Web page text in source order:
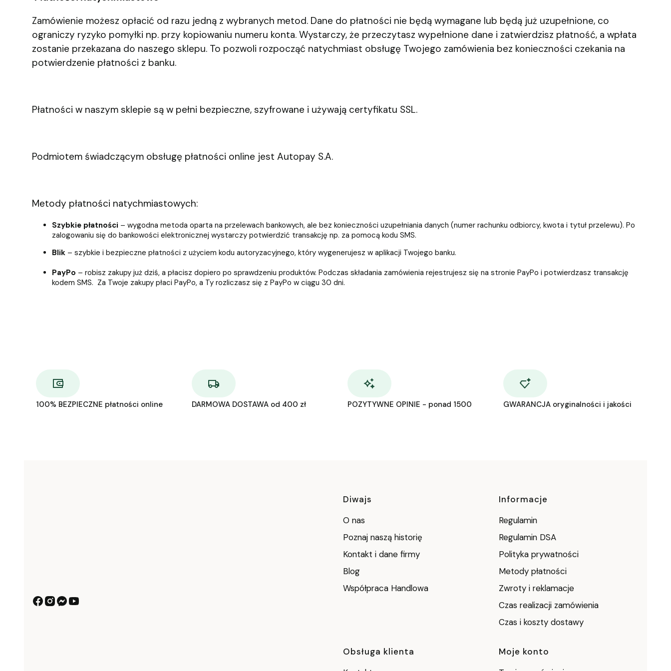
Zamówienie możesz opłacić od razu jedną z wybranych metod. Dane do płatności nie będą wymagane lub będą już uzupełnione, co
ograniczy ryzyko pomyłki np. przy kopiowaniu numeru konta. Wystarczy, że przeczytasz wypełnione dane i zatwierdzisz płatność, a wpłata
zostanie przekazana do naszego sklepu. To pozwoli rozpocząć natychmiast obsługę Twojego zamówienia bez konieczności czekania na
potwierdzenie płatności z banku.
Płatności w naszym sklepie są w pełni bezpieczne, szyfrowane i używają certyfikatu SSL.
Podmiotem świadczącym obsługę płatności online jest Autopay S.A.
Metody płatności natychmiastowych:
Szybkie płatności – wygodna metoda oparta na przelewach bankowych, ale bez konieczności uzupełniania danych (numer rachunku odbiorcy, kwota i tytuł przelewu). Po
zalogowaniu się do bankowości elektronicznej wystarczy potwierdzić transakcję np. za pomocą kodu SMS.
Blik – szybkie i bezpieczne płatności z użyciem kodu autoryzacyjnego, który wygenerujesz w aplikacji Twojego banku.
PayPo – robisz zakupy już dziś, a płacisz dopiero po sprawdzeniu produktów. Podczas składania zamówienia rejestrujesz się na stronie PayPo i potwierdzasz transakcję
kodem SMS. Za Twoje zakupy płaci PayPo, a Ty rozliczasz się z PayPo w ciągu 30 dni.
100% BEZPIECZNE płatności online DARMOWA DOSTAWA od 400 zł POZYTYWNE OPINIE - ponad 1500 GWARANCJA oryginalności i jakości
Linki w stopce
Diwajs
O nas
Poznaj naszą historię
Kontakt i dane firmy
Blog
Współpraca Handlowa
Informacje
Regulamin
Regulamin DSA
Polityka prywatności
Metody płatności
Zwroty i reklamacje
Czas realizacji zamówienia
Czas i koszty dostawy
Obsługa klienta
Moje konto